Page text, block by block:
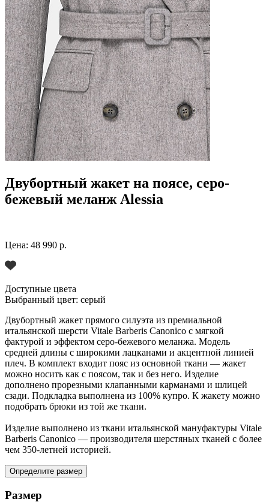
Двубортный жакет на поясе, серо-
бежевый меланж Alessia
Цена: 48 990 р.
Доступные цвета
Выбранный цвет: серый
Двубортный жакет прямого силуэта из премиальной
итальянской шерсти Vitale Barberis Canonico с мягкой
фактурой и эффектом серо-бежевого меланжа. Модель
средней длины с широкими лацканами и акцентной линией
плеч. В комплект входит пояс из основной ткани — жакет
можно носить как с поясом, так и без него. Изделие
дополнено прорезными клапанными карманами и шлицей
сзади. Подкладка выполнена из 100% купро. К жакету можно
подобрать брюки из той же ткани.
Изделие выполнено из ткани итальянской мануфактуры Vitale
Barberis Canonico — производителя шерстяных тканей с более
чем 350-летней историей.
Определите размер
Размер